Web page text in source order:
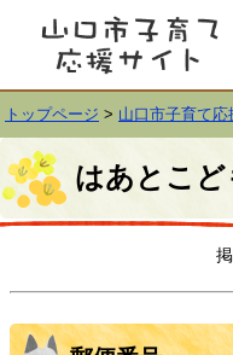
トップページ > 山口市子育て応
はあとこど